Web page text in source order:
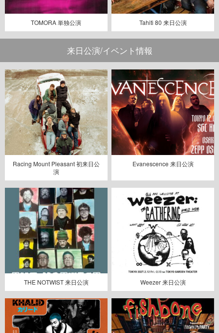
TOMORA 単独公演 Tahiti 80 来日公演
来日公演/イベント情報
Racing Mount Pleasant 初来日公
演
Evanescence 来日公演
THE NOTWIST 来日公演 Weezer 来日公演